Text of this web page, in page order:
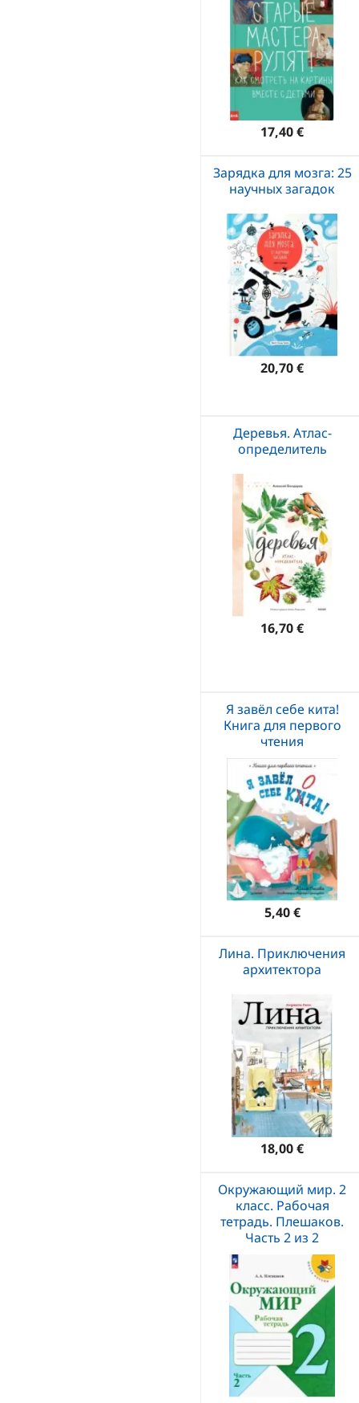
17,40 €
Зарядка для мозга: 25
научных загадок
20,70 €
Деревья. Атлас-
определитель
16,70 €
Я завёл себе кита!
Книга для первого
чтения
5,40 €
Лина. Приключения
архитектора
18,00 €
Окружающий мир. 2
класс. Рабочая
тетрадь. Плешаков.
Часть 2 из 2